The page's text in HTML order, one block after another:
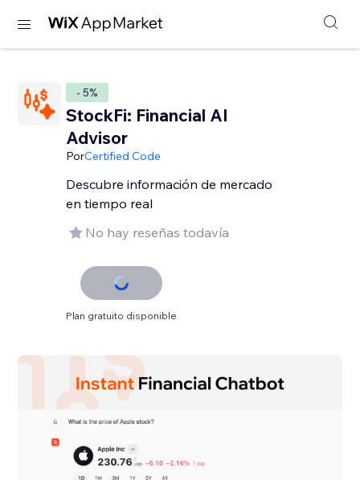
- 5%
StockFi: Financial AI
Advisor
PorCertified Code
Descubre información de mercado
en tiempo real
No hay reseñas todavía
Plan gratuito disponible